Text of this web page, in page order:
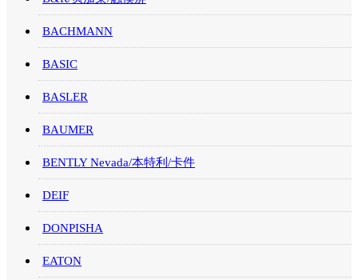
BACHMANN
BASIC
BASLER
BAUMER
BENTLY Nevada/本特利/卡件
DEIF
DONPISHA
EATON